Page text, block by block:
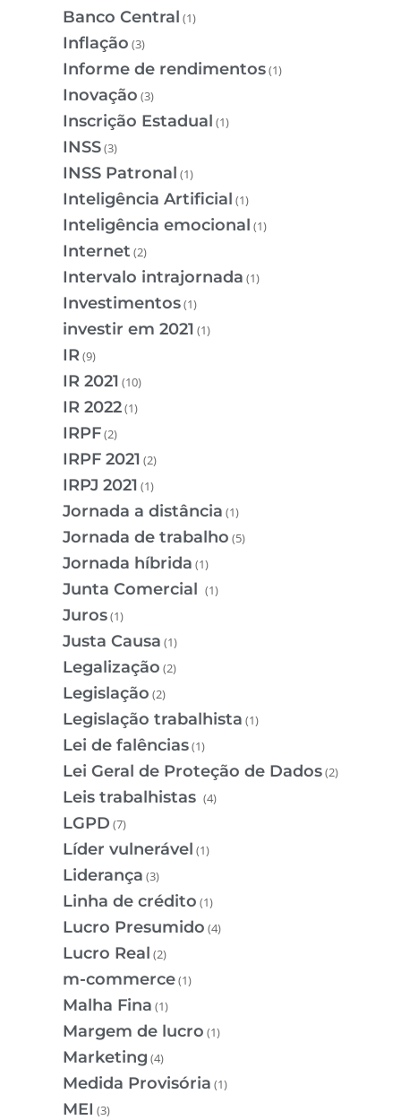
Banco Central (1)
Inflação (3)
Informe de rendimentos(1)
Inovação (3)
Inscrição Estadual (1)
INSS(3)
INSS Patronal (1)
Inteligência Artificial (1)
Inteligência emocional (1)
Internet (2)
Intervalo intrajornada (1)
Investimentos(1)
investir em 2021 (1)
IR(9)
IR 2021 (10)
IR 2022(1)
IRPF(2)
IRPF 2021 (2)
IRPJ 2021 (1)
Jornada a distância (1)
Jornada de trabalho (5)
Jornada híbrida (1)
Junta Comercial (1)
Juros(1)
Justa Causa (1)
Legalização (2)
Legislação (2)
Legislação trabalhista (1)
Lei de falências(1)
Lei Geral de Proteção de Dados(2)
Leis trabalhistas (4)
LGPD (7)
Líder vulnerável (1)
Liderança (3)
Linha de crédito (1)
Lucro Presumido (4)
Lucro Real (2)
m-commerce(1)
Malha Fina (1)
Margem de lucro (1)
Marketing (4)
Medida Provisória (1)
MEI (3)